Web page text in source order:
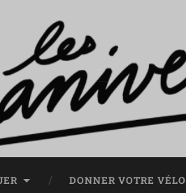
DONNER VOTRE VÉLO